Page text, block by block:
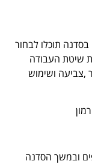
בסדנה תוכלו לבחור
שיטת העבודה
,צביעה ושימוש
ובמשך הסדנה